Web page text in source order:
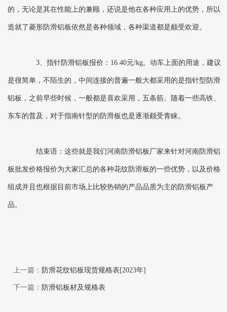
的，无论是其在性能上的兼顾，还说是他在各种应用上的优势，所以
造就了菱形防滑铝板依然是各种领域，各种渠道都是颇受欢迎。
3、指针防滑铝板报价：16.40元/kg。动车上面的用途，建议
是很简单，不陌生的，中间连接的普遍一般大都采用的是指针型防滑
铝板，之前早些时候，一般都是喜欢采用，五条筋。随着一些高铁、
东车的普及，对于指南针型的防滑板也是逐渐颇受青睐。
结束语：这些就是我们河南防滑铝板厂家来针对河南防滑铝
板批发价格报价为大家汇总的各种花纹防滑板的一些优势，以及价格
组成并且也根据目前市场上比较热销的产品品质为主的防滑铝板产
品。
上一篇： 防滑花纹铝板现货规格表[2023年]
下一篇： 防滑铝板材及规格表